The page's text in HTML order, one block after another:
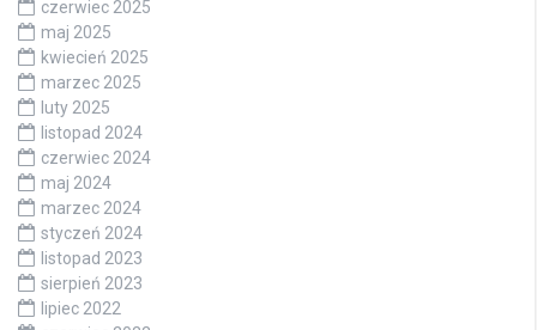
czerwiec 2025
maj 2025
kwiecień 2025
marzec 2025
luty 2025
listopad 2024
czerwiec 2024
maj 2024
marzec 2024
styczeń 2024
listopad 2023
sierpień 2023
lipiec 2022